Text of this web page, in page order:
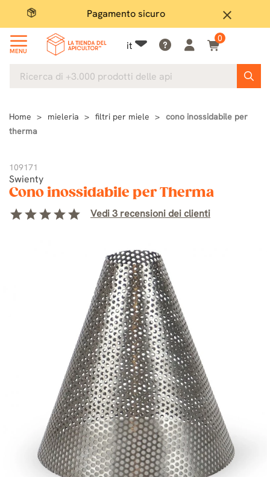
close
Pagamento sicuro
MENU it
0
Home mieleria filtri per miele
cono inossidabile per
therma
109171
Swienty
Cono inossidabile per Therma
starstarstarstarstar Vedi 3 recensioni dei clienti